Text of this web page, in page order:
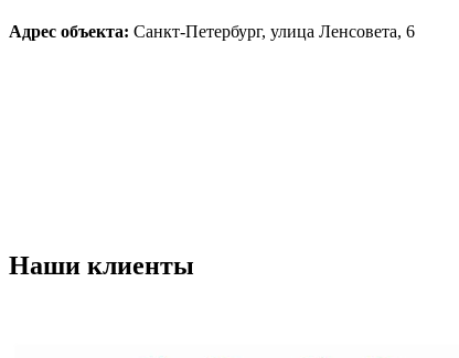
Адрес объекта: Санкт-Петербург, улица Ленсовета, 6
Наши клиенты